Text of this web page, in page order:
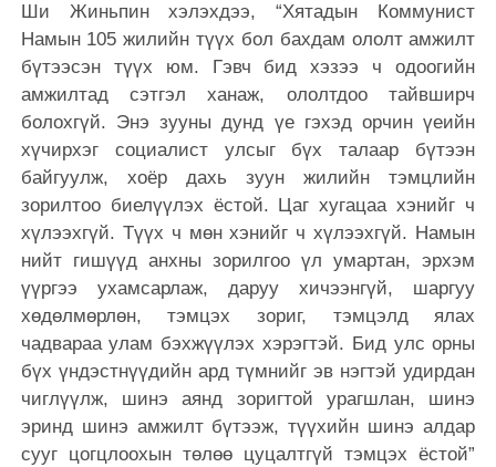
Ши Жиньпин хэлэхдээ, “Хятадын Коммунист
Намын 105 жилийн түүх бол бахдам ололт амжилт
бүтээсэн түүх юм. Гэвч бид хэзээ ч одоогийн
амжилтад сэтгэл ханаж, ололтдоо тайвширч
болохгүй. Энэ зууны дунд үе гэхэд орчин үеийн
хүчирхэг социалист улсыг бүх талаар бүтээн
байгуулж, хоёр дахь зуун жилийн тэмцлийн
зорилтоо биелүүлэх ёстой. Цаг хугацаа хэнийг ч
хүлээхгүй. Түүх ч мөн хэнийг ч хүлээхгүй. Намын
нийт гишүүд анхны зорилгоо үл умартан, эрхэм
үүргээ ухамсарлаж, даруу хичээнгүй, шаргуу
хөдөлмөрлөн, тэмцэх зориг, тэмцэлд ялах
чадвараа улам бэхжүүлэх хэрэгтэй. Бид улс орны
бүх үндэстнүүдийн ард түмнийг эв нэгтэй удирдан
чиглүүлж, шинэ аянд зоригтой урагшлан, шинэ
эринд шинэ амжилт бүтээж, түүхийн шинэ алдар
сууг цогцлоохын төлөө цуцалтгүй тэмцэх ёстой”